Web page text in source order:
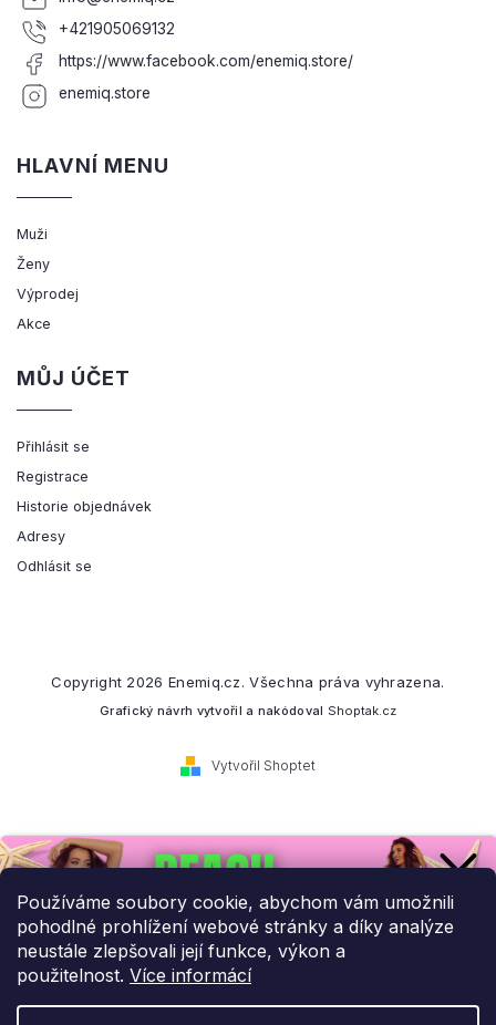
Používáme soubory cookie, abychom vám umožnili
pohodlné prohlížení webové stránky a díky analýze
neustále zlepšovali její funkce, výkon a
použitelnost. Více informácí
+421905069132
https://www.facebook.com/enemiq.store/
enemiq.store
HLAVNÍ MENU
Muži
Ženy
Výprodej
Akce
MŮJ ÚČET
Přihlásit se
Registrace
Historie objednávek
Adresy
Odhlásit se
Vytvořil Shoptet
Copyright 2026 Enemiq.cz. Všechna práva vyhrazena.
Grafický návrh vytvořil a nakódoval Shoptak.cz
Přihlaste se k našemu
newsletteru.
Budeme vám posílat informace o našich novinkách a slevových
akcích.